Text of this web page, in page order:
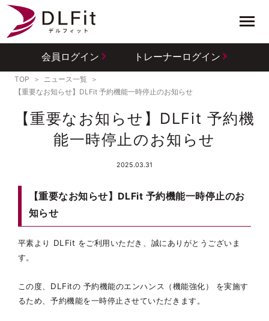
会員ログイン トレーナーログイン
TOP
ニュース一覧
【重要なお知らせ】DLFit 予約機能一時停止のお知らせ
【重要なお知らせ】DLFit 予約機
能一時停止のお知らせ
2025.03.31
【重要なお知らせ】DLFit 予約機能一時停止のお
知らせ
平素より DLFit をご利用いただき、誠にありがとうございま
す。
この度、DLFitの 予約機能のエンハンス（機能強化） を実施す
るため、予約機能を一時停止させていただきます。